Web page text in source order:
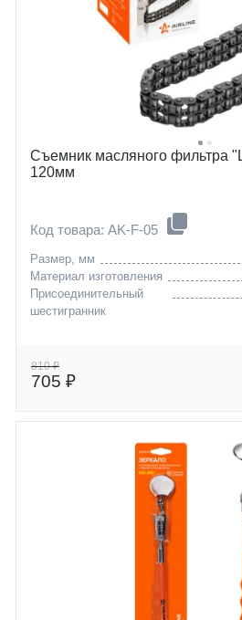
Съемник масляного фильтра
120мм
Код товара: AK-F-05
Размер, мм
Материал изготовления
Присоединительный
шестигранник
810 ₽
705 ₽